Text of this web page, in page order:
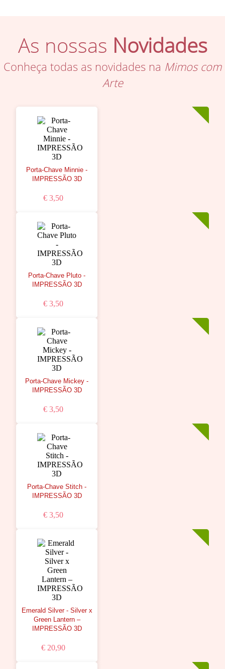
As nossas Novidades
Conheça todas as novidades na Mimos com
Arte
Porta-Chave Minnie -
IMPRESSÃO 3D
€ 3,50
Porta-Chave Pluto -
IMPRESSÃO 3D
€ 3,50
Porta-Chave Mickey -
IMPRESSÃO 3D
€ 3,50
Porta-Chave Stitch -
IMPRESSÃO 3D
€ 3,50
Emerald Silver - Silver x
Green Lantern –
IMPRESSÃO 3D
€ 20,90